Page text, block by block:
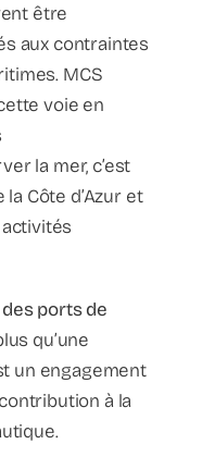
être
aux contraintes
MCS
voie en
la mer, c’est
Côte d’Azur et
ports de
qu’une
un engagement
à la